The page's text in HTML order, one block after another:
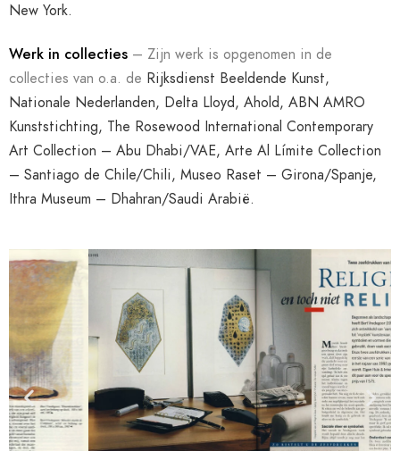
New York.
Werk in collecties – Zijn werk is opgenomen in de
collecties van o.a. de Rijksdienst Beeldende Kunst,
Nationale Nederlanden, Delta Lloyd, Ahold, ABN AMRO
Kunststichting, The Rosewood International Contemporary
Art Collection – Abu Dhabi/VAE, Arte Al Límite Collection
– Santiago de Chile/Chili, Museo Raset – Girona/Spanje,
Ithra Museum – Dhahran/Saudi Arabië.